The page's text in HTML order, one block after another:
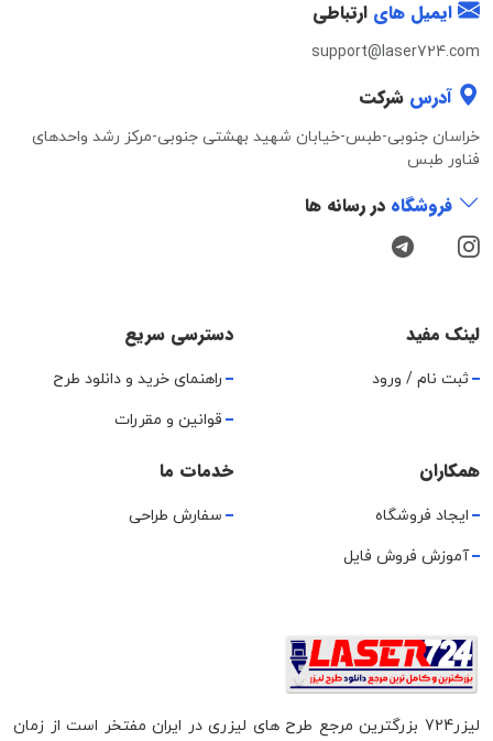
ایمیل های ارتباطی
support@laser724.com
آدرس شرکت
خراسان جنوبی-طبس-خیابان شهید بهشتی جنوبی-مرکز رشد واحدهای
فناور طبس
فروشگاه در رسانه ها
لینک مفید
ثبت نام / ورود
دسترسی سریع
راهنمای خرید و دانلود طرح
قوانین و مقررات
همکاران
ایجاد فروشگاه
آموزش فروش فایل
خدمات ما
سفارش طراحی
لیزر724 بزرگترین مرجع طرح های لیزری در ایران مفتخر است از زمان